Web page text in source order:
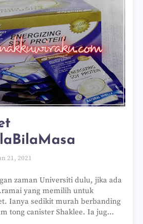
21, 2021
zaman Universiti dulu, jika ada
yang memilih untuk
Ianya sedikit murah berbanding
tong canister Shaklee. Ia jug…